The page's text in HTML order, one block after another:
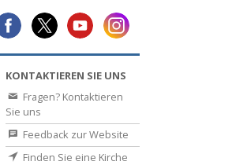
KONTAKTIEREN SIE UNS
Fragen? Kontaktieren
Sie uns
Feedback zur Website
Finden Sie eine Kirche